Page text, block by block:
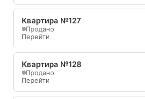
Квартира №127
Продано
Перейти
Квартира №128
Продано
Перейти